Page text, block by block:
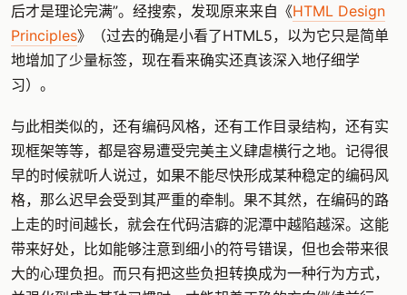
后才是理论完满”。经搜索，发现原来来自《HTML Design
Principles》（过去的确是小看了HTML5，以为它只是简单
地增加了少量标签，现在看来确实还真该深入地仔细学
习）。
与此相类似的，还有编码风格，还有工作目录结构，还有实
现框架等等，都是容易遭受完美主义肆虐横行之地。记得很
早的时候就听人说过，如果不能尽快形成某种稳定的编码风
格，那么迟早会受到其严重的牵制。果不其然，在编码的路
上走的时间越长，就会在代码洁癖的泥潭中越陷越深。这能
带来好处，比如能够注意到细小的符号错误，但也会带来很
大的心理负担。而只有把这些负担转换成为一种行为方式，